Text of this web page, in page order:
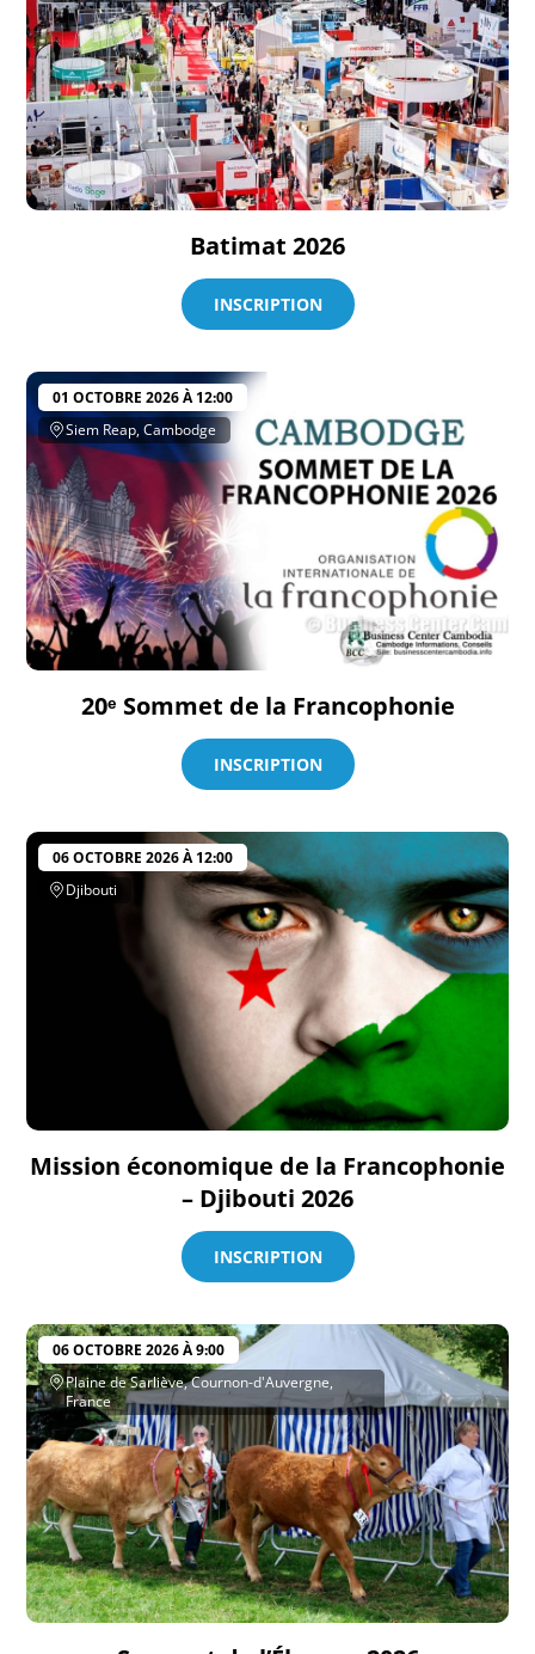
Batimat 2026
INSCRIPTION
01 OCTOBRE 2026 À 12:00
Siem Reap, Cambodge
20ᵉ Sommet de la Francophonie
INSCRIPTION
06 OCTOBRE 2026 À 12:00
Djibouti
Mission économique de la Francophonie
– Djibouti 2026
INSCRIPTION
06 OCTOBRE 2026 À 9:00
Plaine de Sarliève, Cournon-d'Auvergne,
France